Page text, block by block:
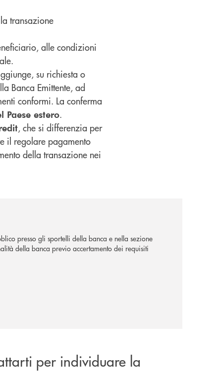
transazione
alle condizioni
su richiesta o
Banca Emittente, ad
conformi. La conferma
Paese estero.
, che si differenzia per
il regolare pagamento
della transazione nei
presso gli sportelli della banca e nella sezione
della banca previo accertamento dei requisiti
per individuare la